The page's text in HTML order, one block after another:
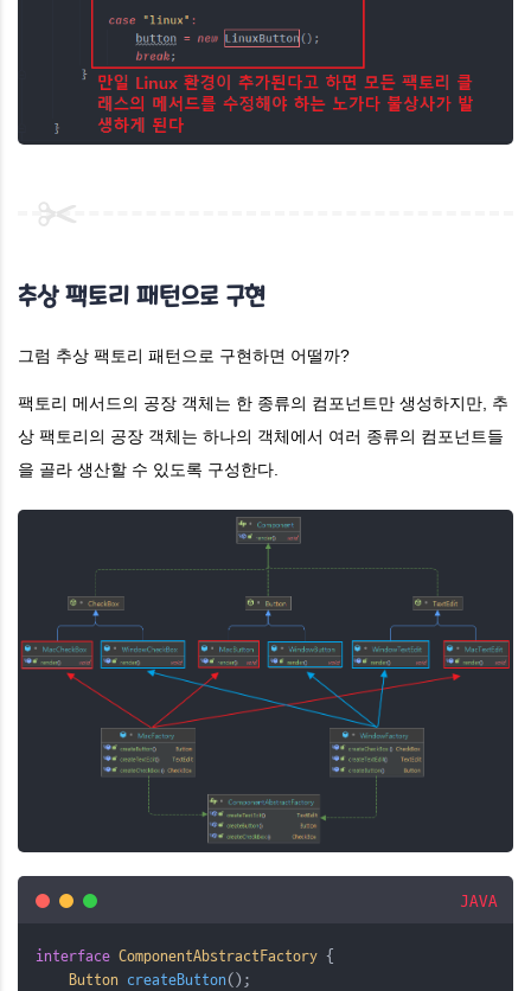
추상 팩토리 패턴으로 구현
그럼 추상 팩토리 패턴으로 구현하면 어떨까?
팩토리 메서드의 공장 객체는 한 종류의 컴포넌트만 생성하지만, 추
상 팩토리의 공장 객체는 하나의 객체에서 여러 종류의 컴포넌트들
을 골라 생산할 수 있도록 구성한다.
JAVA
interface ComponentAbstractFactory {
Button createButton();